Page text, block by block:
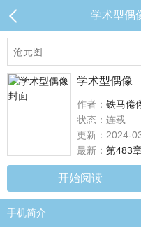
学术型偶
学术型偶像
作者： 铁马倦
状态：连载
更新：2024-
最新： 第483
开始阅读
手机简介